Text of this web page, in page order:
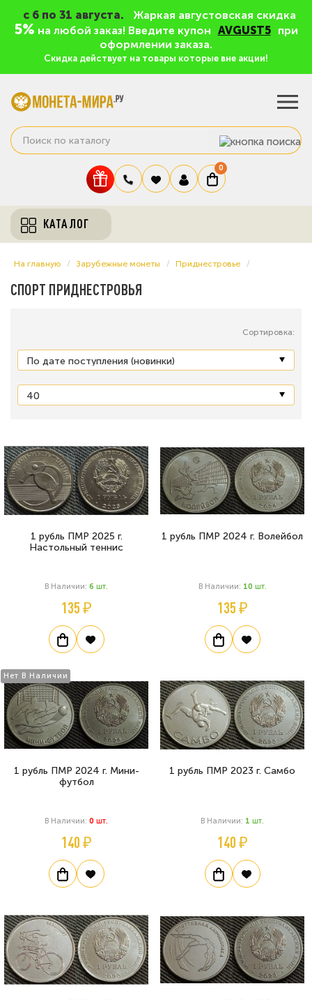
c 6 по 31 августа. Жаркая августовская скидка
5% на любой заказ! Введите купон AVGUST5
при
оформлении заказа.
Скидка действует на товары которые вне акции!
0
КАТАЛОГ
На главную Зарубежные монеты Приднестровье
СПОРТ ПРИДНЕСТРОВЬЯ
Сортировка:
1 рубль ПМР 2025 г.
Настольный теннис
В Наличии: 6 Шт.
135 ₽
1 рубль ПМР 2024 г. Волейбол
В Наличии: 10 Шт.
135 ₽
Нет В Наличии
1 рубль ПМР 2024 г. Мини-
футбол
В Наличии: 0 Шт.
140 ₽
1 рубль ПМР 2023 г. Самбо
В Наличии: 1 Шт.
140 ₽